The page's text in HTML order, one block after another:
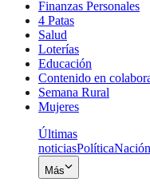
Finanzas Personales
4 Patas
Salud
Loterías
Educación
Contenido en
Semana Rural
Mujeres
Últimas
noticiasPolíticaNación
Más